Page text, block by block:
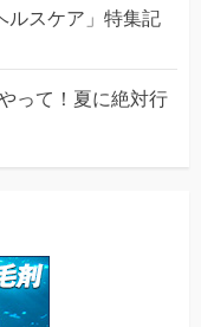
スケア」特集記
って！夏に絶対行